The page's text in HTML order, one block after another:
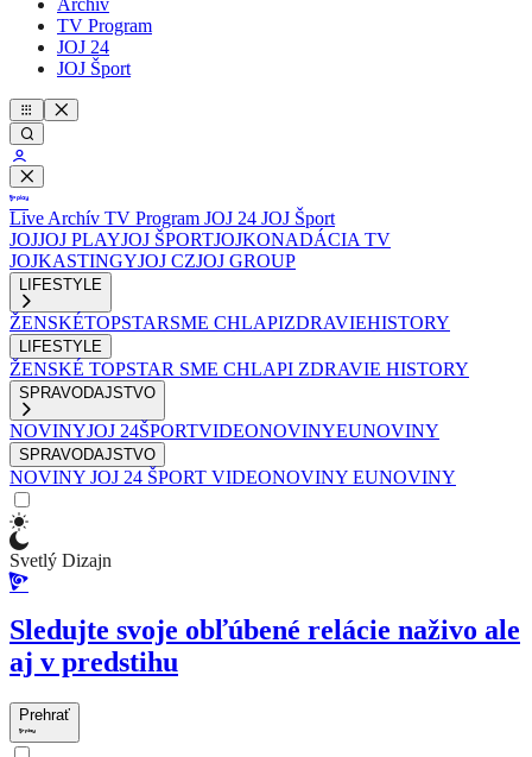
Archív
TV Program
JOJ 24
JOJ Šport
Live Archív TV Program JOJ 24 JOJ Šport
JOJJOJ PLAYJOJ ŠPORTJOJKONADÁCIA TV
JOJKASTINGYJOJ CZJOJ GROUP
LIFESTYLE
ŽENSKÉTOPSTARSME CHLAPIZDRAVIEHISTORY
LIFESTYLE
ŽENSKÉ TOPSTAR SME CHLAPI ZDRAVIE HISTORY
SPRAVODAJSTVO
NOVINYJOJ 24ŠPORTVIDEONOVINYEUNOVINY
SPRAVODAJSTVO
NOVINY JOJ 24 ŠPORT VIDEONOVINY EUNOVINY
Svetlý Dizajn
Sledujte svoje obľúbené relácie naživo ale
aj v predstihu
Prehrať